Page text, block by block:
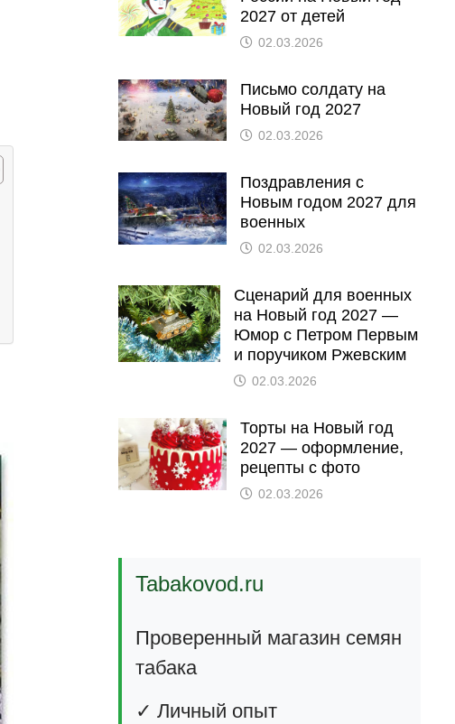
2027 от детей
02.03.2026
Письмо солдату на
Новый год 2027
02.03.2026
Поздравления с
Новым годом 2027 для
военных
02.03.2026
Сценарий для военных
на Новый год 2027 —
Юмор с Петром Первым
и поручиком Ржевским
02.03.2026
Торты на Новый год
2027 — оформление,
рецепты с фото
02.03.2026
Tabakovod.ru
Проверенный магазин семян
табака
✓ Личный опыт